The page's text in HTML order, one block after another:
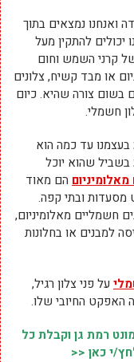
ואנחנו נמצאים בתוך
יכולים להתקין מעל
קרני השמש וחום
או מבד קשיח, צלונים
בשום צורה שהיא. כיום
חשמלי.
בעצמנו עד כמה הוא
בשביל שהוא יוכל
הם מאוד
מסעדות ובתי קפה.
חשמליים מאלומיניום,
למבנים או בחלונות
על פני צלון רגיל,
האפקט החיובי שלו.
רמת גן וקבלת כל
י כאן <<